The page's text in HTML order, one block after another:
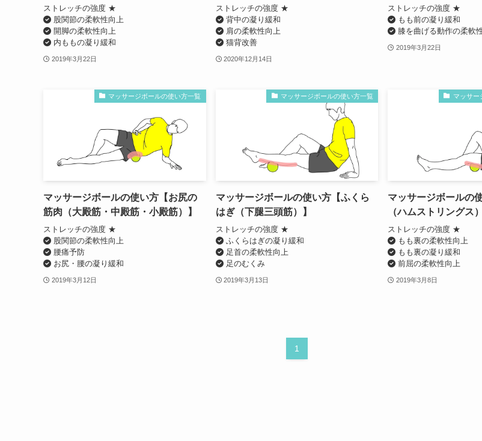
ストレッチの強度 ★
股関節の柔軟性向上
開脚の柔軟性向上
内ももの凝り緩和
2019年3月22日
ストレッチの強度 ★
背中の凝り緩和
肩の柔軟性向上
猫背改善
2020年12月14日
ストレッチの強度 ★
もも前の凝り緩和
膝を曲げる動作の柔軟
2019年3月22日
マッサージボールの使い方一覧
マッサージボールの使い方【お尻の
筋肉（大殿筋・中殿筋・小殿筋）】
ストレッチの強度 ★
股関節の柔軟性向上
腰痛予防
お尻・腰の凝り緩和
2019年3月12日
マッサージボールの使い方一覧
マッサージボールの使い方【ふくら
はぎ（下腿三頭筋）】
ストレッチの強度 ★
ふくらはぎの凝り緩和
足首の柔軟性向上
足のむくみ
2019年3月13日
マッサー
マッサージボールの
（ハムストリングス）
ストレッチの強度 ★
もも裏の柔軟性向上
もも裏の凝り緩和
前屈の柔軟性向上
2019年3月8日
1